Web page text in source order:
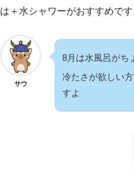
は＋水シャワーがおすすめです
サウ
8月は水風呂がち
冷たさが欲しい
すよ